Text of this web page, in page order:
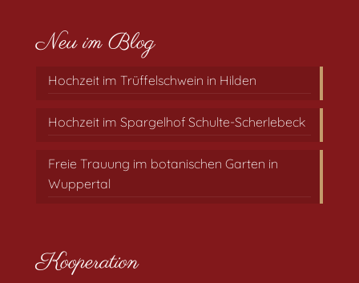
Neu im Blog
Hochzeit im Trüffelschwein in Hilden
Hochzeit im Spargelhof Schulte-Scherlebeck
Freie Trauung im botanischen Garten in
Wuppertal
Kooperation